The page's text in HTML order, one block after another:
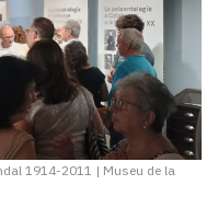
1914-2011 | Museu de la